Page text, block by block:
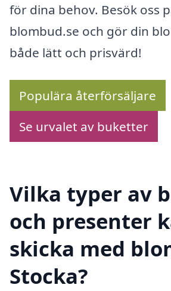
för dina behov. Besök oss
blombud.se och gör din
både lätt och prisvärd!
Populära återförsäljare
Se urvalet av buketter
Vilka typer av
och presenter
skicka med
Stocka?